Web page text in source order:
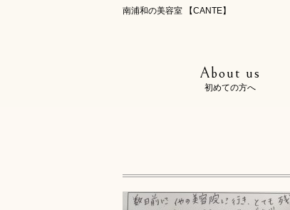
南浦和の美容室 【CANTE】
About us
初めての方へ